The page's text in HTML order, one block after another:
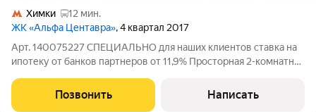
Химки
12 мин.
ЖК «Альфа Центавра», 4 квартал 2017
Арт. 140075227 СПЕЦИАЛЬНО для наших клиентов ставка на
ипотеку от банков партнеров от 11,9% Просторная 2-комнатная
этаже. В комнатах установлены большие угловые окна,
благодаря которым в
Позвонить Написать